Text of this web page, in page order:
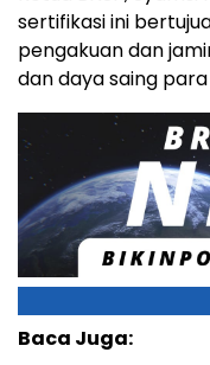
sertifikasi ini
pengakuan dan
dan daya saing
Baca Juga: